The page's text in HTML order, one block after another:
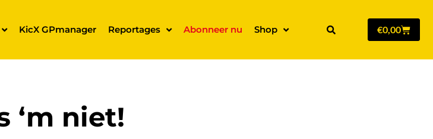
KicX GPmanager Reportages Abonneer nu Shop €0,00
‘m niet!